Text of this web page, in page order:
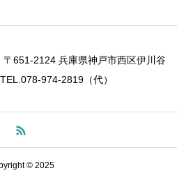
651-2124 兵庫県神戸市西区伊川谷
974-2819（代）
© 2025